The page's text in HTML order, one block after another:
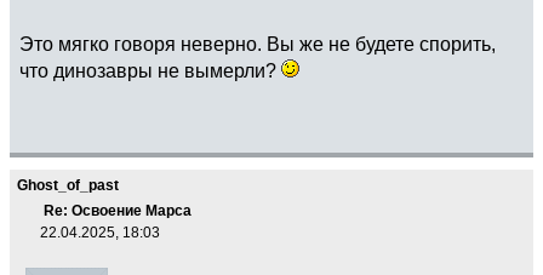
Это мягко говоря неверно. Вы же не будете спорить,
что динозавры не вымерли?
Ghost_of_past
Re: Освоение Марса
22.04.2025, 18:03